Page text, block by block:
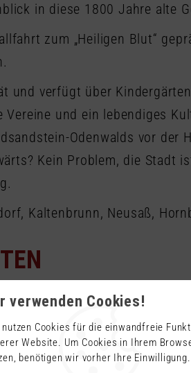
verwenden Cookies!
Cookies für die einwandfreie
Website. Um Cookies in Ihrem
benötigen wir vorher Ihre Einwilligung.
in diese 1800 Jahre alte
zum „Heiligen Blut“
und verfügt über
und ein lebendiges
Odenwalds vor der
Kein Problem, die Stadt
Kaltenbrunn, Neusaß,
Rätischer Limes
Walldürn